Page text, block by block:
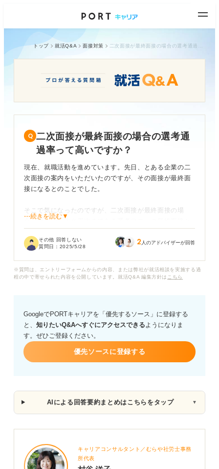
トップ 就活Q&A 面接対策
二次面接が最終面接の場合の選考通
過率って高いですか？
現在、就職活動を進めています。先日、とある企業の二
次面接の案内をいただいたのですが、その面接が最終面
接になるとのことでした。
そこで気になったのですが、二次面接が最終面接の場
合、通常の三次や四次まである選考フローの最終面接と
れとも、選考回数が少ない分、一次を通過した候補者を
⋯続きを読む▼
その他 回答しない
質問日： 2025/5/28 2 人のアドバイザーが回答
※質問は、エントリーフォームからの内容、または弊社が就活相談を実施する過
程の中で寄せられた内容を公開しています。就活Q&A 編集方針は こちら
GoogleでPORTキャリアを「優先するソース」に登録する
と、 知りたいQ&Aへすぐにアクセスできるようになりま
す。ぜひご登録ください。
優先ソースに登録する
AIによる回答要約まとめはこちらをタップ ▼
キャリアコンサルタント／むらや社労士事務
所代表